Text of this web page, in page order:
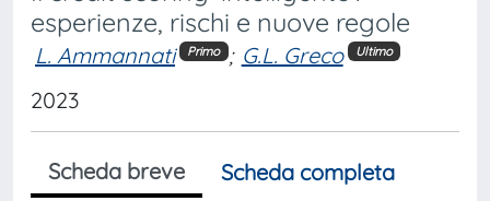
esperienze, rischi e nuove regole
L. Ammannati Primo ; G.L. Greco Ultimo
2023
Scheda breve
Scheda completa